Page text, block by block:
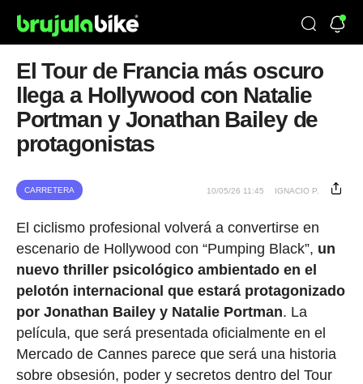
El Tour de Francia más oscuro
llega a Hollywood con Natalie
Portman y Jonathan Bailey de
protagonistas
CARRETERA 10/05/26 11:45 IGNACIO P.
El ciclismo profesional volverá a convertirse en
escenario de Hollywood con “Pumping Black”, un
nuevo thriller psicológico ambientado en el
pelotón internacional que estará protagonizado
por Jonathan Bailey y Natalie Portman. La
película, que será presentada oficialmente en el
Mercado de Cannes parece que será una historia
sobre obsesión, poder y secretos dentro del Tour